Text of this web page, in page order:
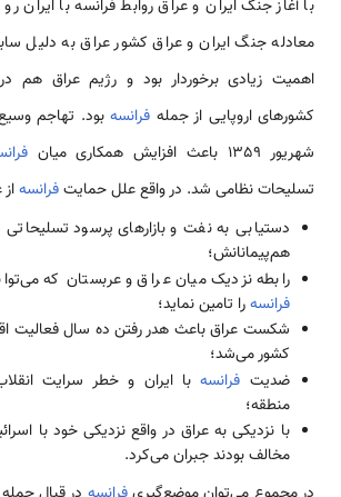
با آغاز جنگ ایران و عراق روابط فرانسه با ایران
معادله جنگ ایران و عراق کشور عراق به دلیل
اهمیت زیادی برخوردار بود و رژیم عراق هم
کشورهای اروپایی از جمله فرانسه
شهریور 1359 باعث افزایش همکاری میان
تسلیحات نظامی شد. در واقع علل حمایتفرانسه
دستیابی به نفت و بازارهای پرسود
هم‌پیمانانش؛
رابطه نزدیک میان عراق و عربستان که
فرانسهرا تامین نماید؛
شکست عراق باعث هدر رفتن ده سال فعالیت
کشور می‌شد؛
ضدیت فرانسهبا ایران و خطر سرایت
منطقه؛
با نزدیکی به عراق در واقع نزدیکی خود با
مخالف بودند جبران می‌کرد.